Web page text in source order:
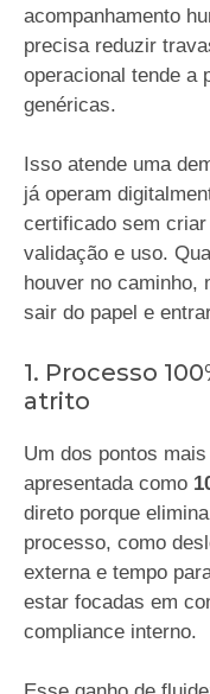
acompanhamento
precisa reduzir
operacional tende a
genéricas.
Isso atende uma
já operam
certificado sem
validação e uso.
houver no caminho,
sair do papel e
1. Processo
atrito
Um dos pontos
apresentada como
direto porque
processo, como
externa e tempo
estar focadas em
compliance interno.